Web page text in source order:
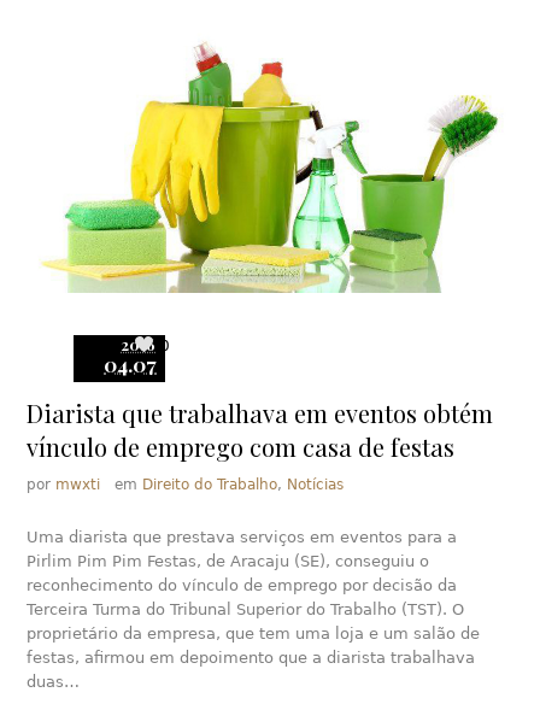
2016
04.07
0
Diarista que trabalhava em eventos obtém
vínculo de emprego com casa de festas
por mwxti em Direito do Trabalho, Notícias
Uma diarista que prestava serviços em eventos para a
Pirlim Pim Pim Festas, de Aracaju (SE), conseguiu o
reconhecimento do vínculo de emprego por decisão da
Terceira Turma do Tribunal Superior do Trabalho (TST). O
proprietário da empresa, que tem uma loja e um salão de
festas, afirmou em depoimento que a diarista trabalhava
duas…